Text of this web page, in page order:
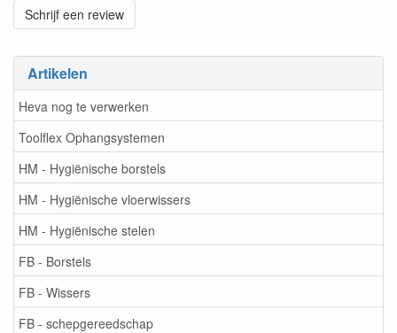
Artikelen
Heva nog te verwerken
Toolflex Ophangsystemen
HM - Hygiënische borstels
HM - Hygiënische vloerwissers
HM - Hygiënische stelen
FB - Borstels
FB - Wissers
FB - schepgereedschap
Schrijf een review